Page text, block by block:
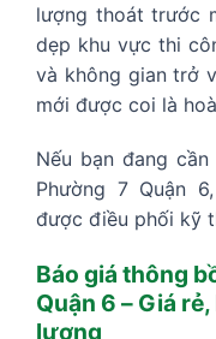
lượng thoát trước
dẹp khu vực thi
và không gian trở
mới được coi là
Nếu bạn đang
Phường 7 Quận
được điều phối kỹ
Báo giá thông
Quận 6 – Giá
lượng